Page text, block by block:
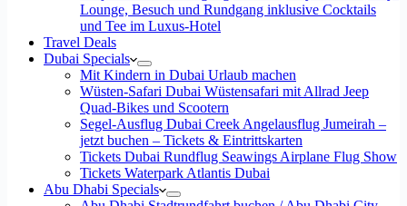
Lounge, Besuch und Rundgang inklusive Cocktails
und Tee im Luxus-Hotel
Travel Deals
Dubai Specials
Mit Kindern in Dubai Urlaub machen
Wüsten-Safari Dubai Wüstensafari mit Allrad Jeep
Quad-Bikes und Scootern
Segel-Ausflug Dubai Creek Angelausflug Jumeirah –
jetzt buchen – Tickets & Eintrittskarten
Tickets Dubai Rundflug Seawings Airplane Flug Show
Tickets Waterpark Atlantis Dubai
Abu Dhabi Specials